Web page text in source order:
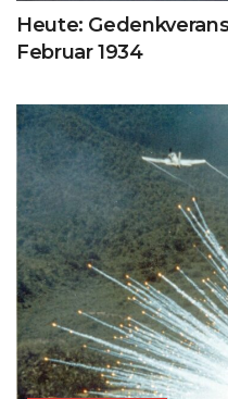
Heute:
Februar 1934